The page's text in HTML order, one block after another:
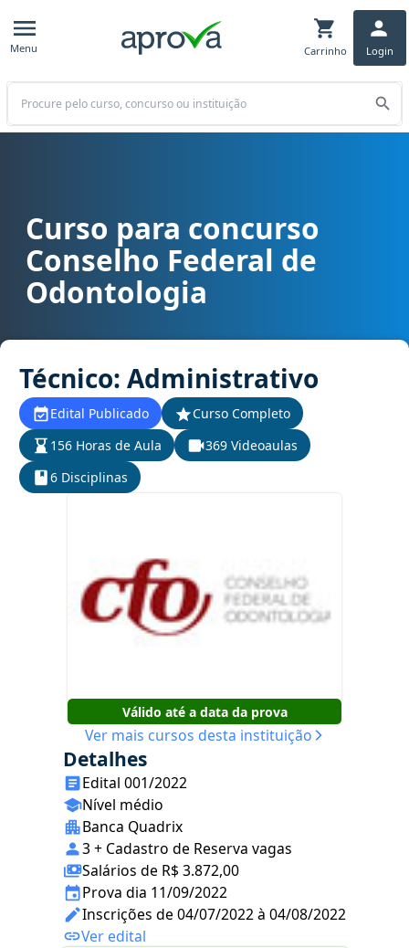
Menu Carrinho Login
Buscar
Curso para concurso CFO - Conselho Federal de Odontologia
Curso para concurso
Conselho Federal de
Odontologia
Técnico: Administrativo
Edital Publicado
Curso Completo
156 Horas de Aula
369 Videoaulas
6 Disciplinas
Válido até a data da prova
Ver mais cursos desta instituição
Detalhes
Edital 001/2022
Nível médio
Banca Quadrix
3 + Cadastro de Reserva vagas
Salários de R$ 3.872,00
Prova dia 11/09/2022
Inscrições de 04/07/2022 à 04/08/2022
Ver edital